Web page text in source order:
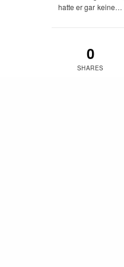
hatte er gar keine…
0
SHARES